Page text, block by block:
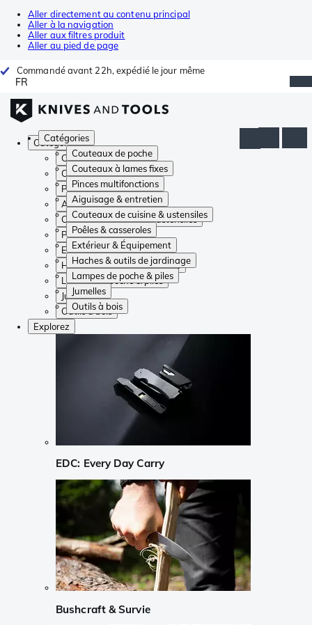
Aller directement au contenu principal
Aller à la navigation
Aller aux filtres produit
Aller au pied de page
Commandé avant 22h, expédié le jour même
FR
Catégories
Couteaux de poche
Couteaux à lames fixes
Pinces multifonctions
Aiguisage & entretien
Couteaux de cuisine & ustensiles
Poêles & casseroles
Extérieur & Équipement
Haches & outils de jardinage
Lampes de poche & piles
Jumelles
Outils à bois
Catégories
Couteaux de poche
Couteaux à lames fixes
Pinces multifonctions
Aiguisage & entretien
Couteaux de cuisine & ustensiles
Poêles & casseroles
Extérieur & Équipement
Haches & outils de jardinage
Lampes de poche & piles
Jumelles
Outils à bois
Explorez
EDC: Every Day Carry
Bushcraft & Survie